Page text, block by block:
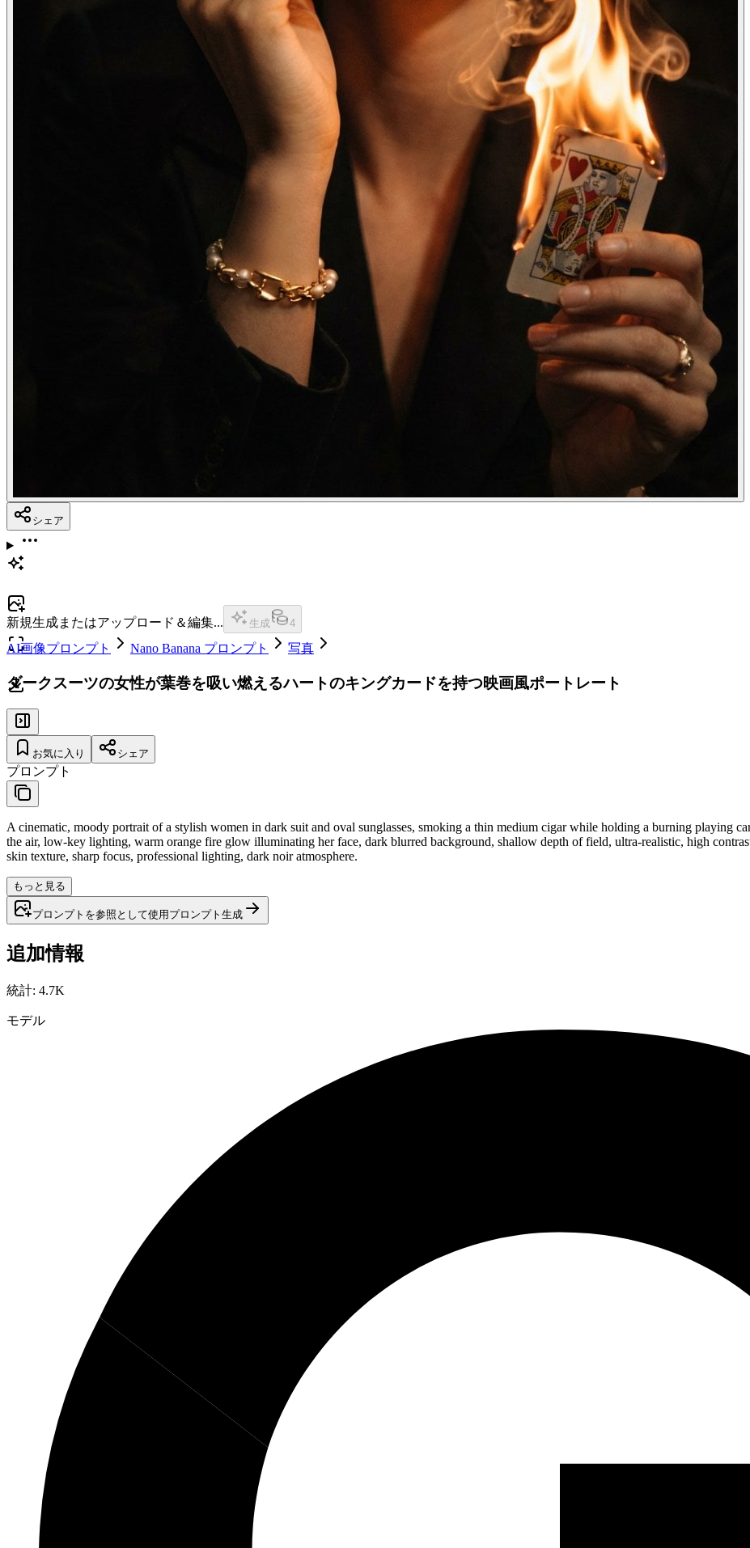
シェア
新規生成またはアップロード＆編集... 生成 4
AI画像プロンプト Nano Banana プロンプト 写真
ダークスーツの女性が葉巻を吸い燃えるハートのキングカードを持つ映画風ポートレート
お気に入り シェア
プロンプト
A cinematic, moody portrait of a stylish women in dark suit and oval sunglasses, smoking a thin medium cigar while holding a burning playing
the air, low-key lighting, warm orange fire glow illuminating her face, dark blurred background, shallow depth of field, ultra-realistic, high
skin texture, sharp focus, professional lighting, dark noir atmosphere.
もっと見る
プロンプトを参照として使用 プロンプト 生成
追加情報
統計: 4.7K
モデル